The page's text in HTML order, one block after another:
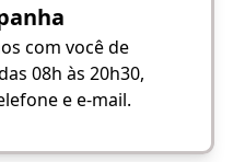
com você de
08h às 20h30,
e e-mail.